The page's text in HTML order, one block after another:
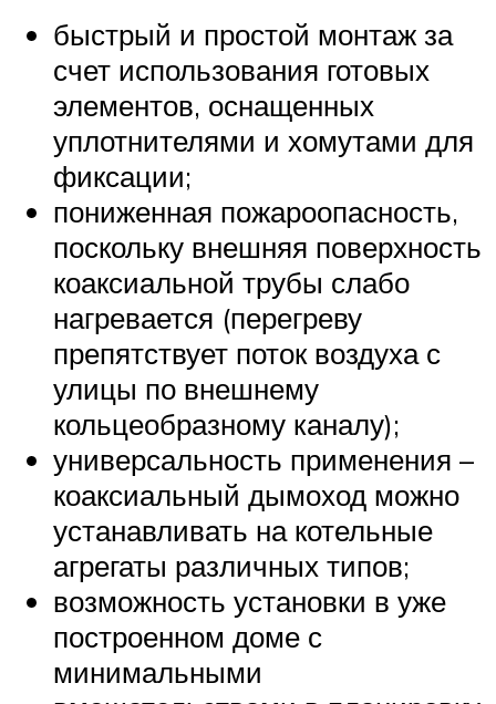
быстрый и простой монтаж за
счет использования готовых
элементов, оснащенных
уплотнителями и хомутами для
фиксации;
пониженная пожароопасность,
поскольку внешняя поверхность
коаксиальной трубы слабо
нагревается (перегреву
препятствует поток воздуха с
улицы по внешнему
кольцеобразному каналу);
универсальность применения –
коаксиальный дымоход можно
устанавливать на котельные
агрегаты различных типов;
возможность установки в уже
построенном доме с
минимальными